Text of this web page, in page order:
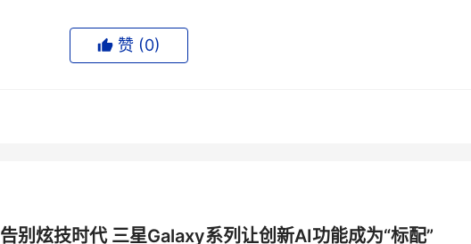
日立数据系统（HDS）公司展台
赞 (0)
告别炫技时代 三星Galaxy系列让创新AI功能成为“标配”